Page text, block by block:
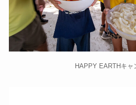
HAPPY EARTHキャ